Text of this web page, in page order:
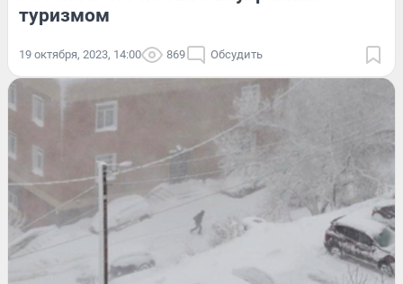
туризмом
19 октября, 2023, 14:00 869 Обсудить